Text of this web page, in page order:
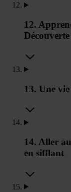
12.
13. Une
14. Aller
en sifflant